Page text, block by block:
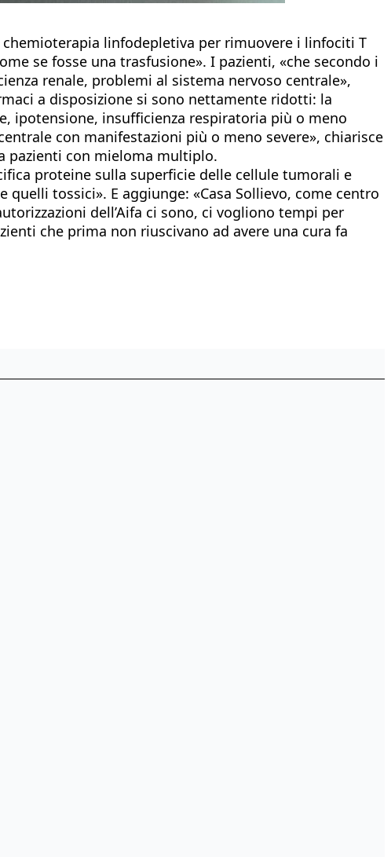
chemioterapia linfodepletiva per rimuovere i linfociti T
se fosse una trasfusione». I pazienti, «che secondo i
renale, problemi al sistema nervoso centrale»,
a disposizione si sono nettamente ridotti: la
ipotensione, insufficienza respiratoria più o meno
con manifestazioni più o meno severe», chiarisce
pazienti con mieloma multiplo.
proteine sulla superficie delle cellule tumorali e
tossici». E aggiunge: «Casa Sollievo, come centro
dell’Aifa ci sono, ci vogliono tempi per
che prima non riuscivano ad avere una cura fa